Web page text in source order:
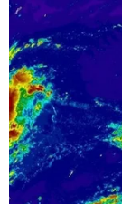
Nigeria: Máy
băng lao vào
thoát nạn
25/07/2026 03:07
Cairo - thành